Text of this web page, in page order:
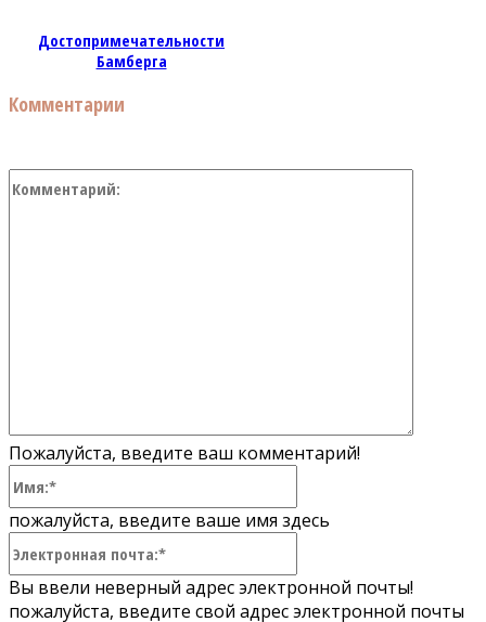
Достопримечательности
Бамберга
Комментарии
Пожалуйста, введите ваш комментарий!
пожалуйста, введите ваше имя здесь
Вы ввели неверный адрес электронной почты!
пожалуйста, введите свой адрес электронной почты